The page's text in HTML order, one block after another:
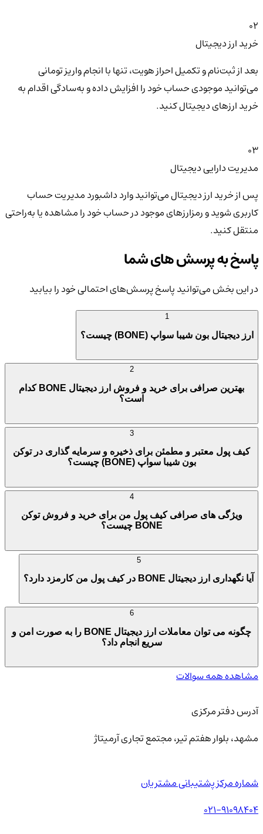
02
خرید ارز دیجیتال
بعد از ثبت‌نام و تکمیل احراز هویت، تنها با انجام واریز تومانی
می‌توانید موجودی حساب خود را افزایش داده و به‌سادگی اقدام به
خرید ارزهای دیجیتال کنید.
03
مدیریت دارایی دیجیتال
پس از خرید ارز دیجیتال می‌توانید وارد داشبورد مدیریت حساب
کاربری شوید و رمزارزهای موجود در حساب خود را مشاهده یا به‌راحتی
منتقل کنید.
پاسخ به پرسش های شما
در این بخش می‌توانید پاسخ پرسش‌های احتمالی خود را بیابید
ارز دیجیتال بون شیبا سواپ (BONE) چیست؟
بهترین صرافی برای خرید و فروش ارز دیجیتال BONE کدام
است؟
کیف پول معتبر و مطمئن برای ذخیره و سرمایه گذاری در توکن
بون شیبا سواپ (BONE) چیست؟
ویژگی های صرافی کیف پول من برای خرید و فروش توکن
BONE چیست؟
آیا نگهداری ارز دیجیتال BONE در کیف پول من کارمزد دارد؟
چگونه می توان معاملات ارز دیجیتال BONE را به صورت امن و
سریع انجام داد؟
مشاهده همه سوالات
آدرس دفتر مرکزی
مشهد، بلوار هفتم تیر، مجتمع تجاری آرمیتاژ
شماره مرکز پشتیبانی مشتریان
021-91098404